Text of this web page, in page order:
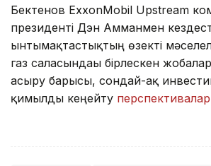
Бектенов ExxonMobil Upstream
президенті Дэн Амманмен
ынтымақтастықтың өзекті
газ саласындағы бірлескен
асыру барысы, сондай-ақ
қимылды кеңейту